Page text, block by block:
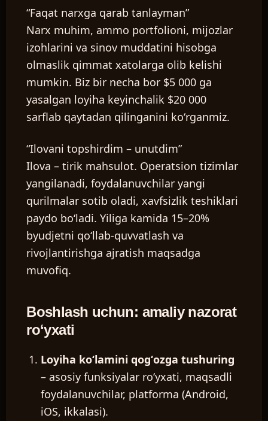
“Faqat narxga qarab tanlayman”
Narx muhim, ammo portfolioni, mijozlar
izohlarini va sinov muddatini hisobga
olmaslik qimmat xatolarga olib kelishi
mumkin. Biz bir necha bor $5 000 ga
yasalgan loyiha keyinchalik $20 000
sarflab qaytadan qilinganini koʻrganmiz.
“Ilovani topshirdim – unutdim”
Ilova – tirik mahsulot. Operatsion tizimlar
yangilanadi, foydalanuvchilar yangi
qurilmalar sotib oladi, xavfsizlik teshiklari
paydo boʻladi. Yiliga kamida 15–20%
byudjetni qoʻllab-quvvatlash va
rivojlantirishga ajratish maqsadga
muvofiq.
Boshlash uchun: amaliy nazorat
roʻyxati
Loyiha koʻlamini qogʻozga tushuring
– asosiy funksiyalar roʻyxati, maqsadli
foydalanuvchilar, platforma (Android,
iOS, ikkalasi).